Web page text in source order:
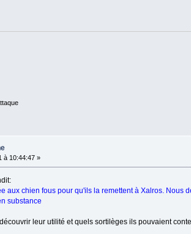
à 10:44:47 »
aux chien fous pour qu'ils la remettent à Xalros. Nous
substance
leur utilité et quels sortilèges ils pouvaient